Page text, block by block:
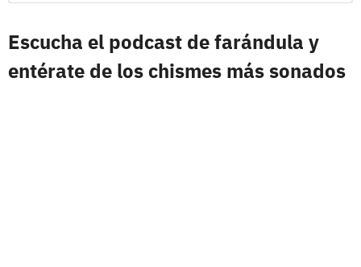
Escucha el podcast de farándula y
entérate de los chismes más sonados